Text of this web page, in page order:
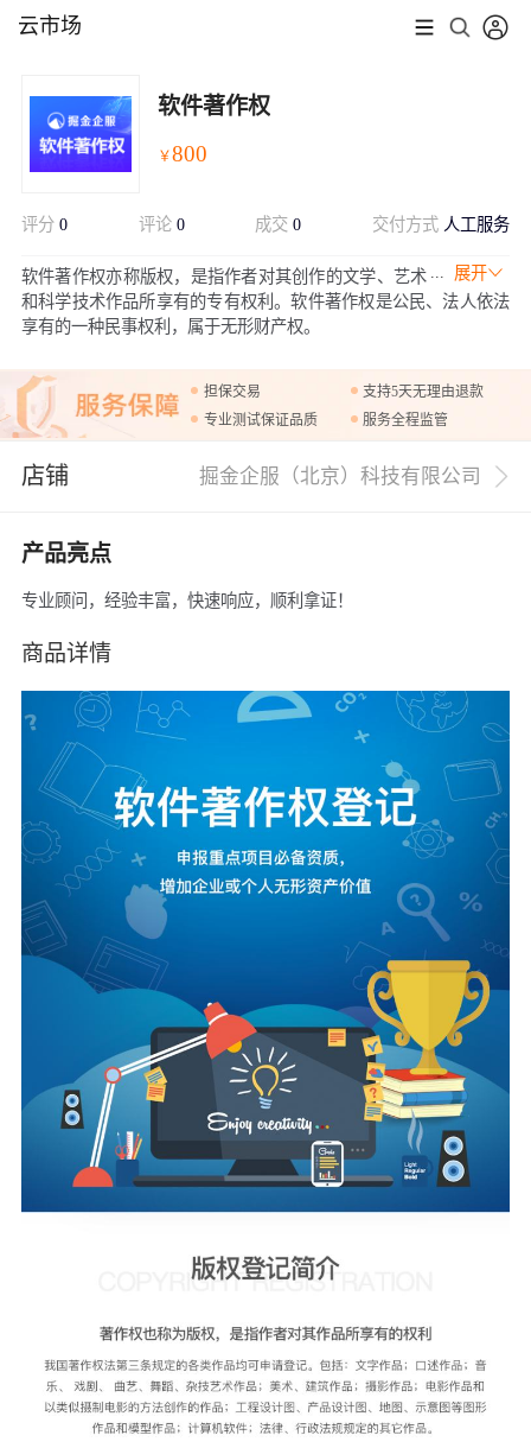
云市场
软件著作权
￥800
评分 0 评论 0 成交0 交付方式 人工服务
展开
软件著作权亦称版权，是指作者对其创作的文学、艺术
和科学技术作品所享有的专有权利。软件著作权是公民、法人依法
享有的一种民事权利，属于无形财产权。
担保交易
支持5天无理由退款
专业测试保证品质
服务全程监管
店铺 掘金企服（北京）科技有限公司
产品亮点
专业顾问，经验丰富，快速响应，顺利拿证！
商品详情